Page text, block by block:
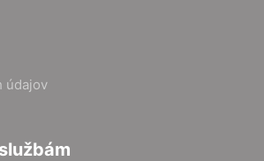
údajov